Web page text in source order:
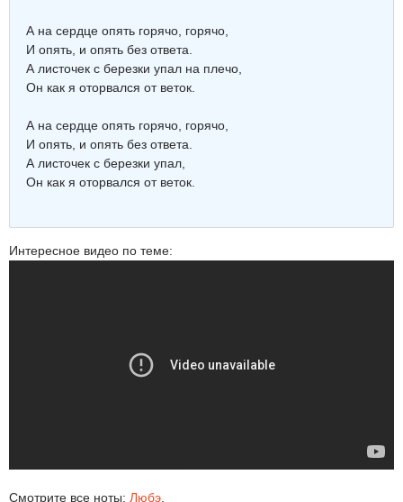
А на сердце опять горячо, горячо,
И опять, и опять без ответа.
А листочек с березки упал на плечо,
Он как я оторвался от веток.
А на сердце опять горячо, горячо,
И опять, и опять без ответа.
А листочек с березки упал,
Он как я оторвался от веток.
Интересное видео по теме:
Смотрите все ноты: Любэ